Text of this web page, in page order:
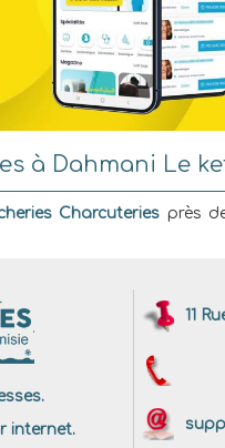
à Dahmani Le
Charcuteries près
internet.
11